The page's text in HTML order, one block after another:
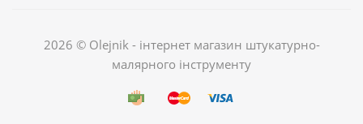
2026 © Olejnik - інтернет магазин штукатурно-
малярного інструменту